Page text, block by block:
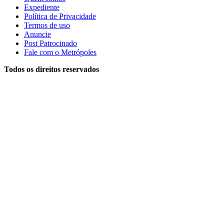
Expediente
Política de Privacidade
Termos de uso
Anuncie
Post Patrocinado
Fale com o Metrópoles
Todos os direitos reservados